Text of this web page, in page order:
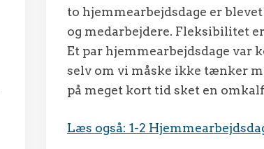
to hjemmearbejdsdage er
og medarbejdere. Fleksibilitet
Et par hjemmearbejdsdage var
selv om vi måske ikke tænker
på meget kort tid sket en
Læs også: 1-2